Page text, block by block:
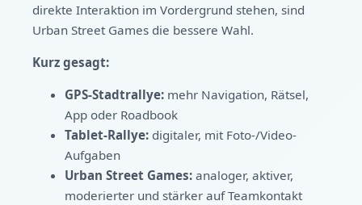
direkte Interaktion im Vordergrund stehen, sind
Urban Street Games die bessere Wahl.
Kurz gesagt:
GPS-Stadtrallye: mehr Navigation, Rätsel,
App oder Roadbook
Tablet-Rallye: digitaler, mit Foto-/Video-
Aufgaben
Urban Street Games: analoger, aktiver,
moderierter und stärker auf Teamkontakt